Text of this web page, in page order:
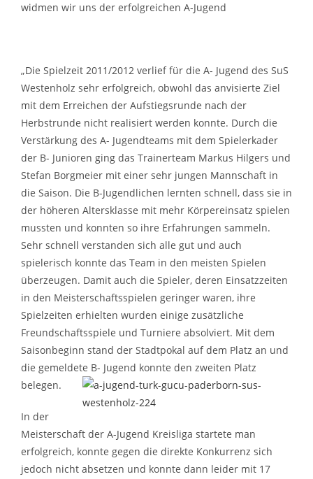
widmen wir uns der erfolgreichen A-Jugend
„Die Spielzeit 2011/2012 verlief für die A- Jugend des SuS
Westenholz sehr erfolgreich, obwohl das anvisierte Ziel
mit dem Erreichen der Aufstiegsrunde nach der
Herbstrunde nicht realisiert werden konnte. Durch die
Verstärkung des A- Jugendteams mit dem Spielerkader
der B- Junioren ging das Trainerteam Markus Hilgers und
Stefan Borgmeier mit einer sehr jungen Mannschaft in
die Saison. Die B-Jugendlichen lernten schnell, dass sie in
der höheren Altersklasse mit mehr Körpereinsatz spielen
mussten und konnten so ihre Erfahrungen sammeln.
Sehr schnell verstanden sich alle gut und auch
spielerisch konnte das Team in den meisten Spielen
überzeugen. Damit auch die Spieler, deren Einsatzzeiten
in den Meisterschaftsspielen geringer waren, ihre
Spielzeiten erhielten wurden einige zusätzliche
Freundschaftsspiele und Turniere absolviert. Mit dem
Saisonbeginn stand der Stadtpokal auf dem Platz an und
die gemeldete B- Jugend konnte den zweiten Platz
belegen.
In der
Meisterschaft der A-Jugend Kreisliga startete man
erfolgreich, konnte gegen die direkte Konkurrenz sich
jedoch nicht absetzen und konnte dann leider mit 17